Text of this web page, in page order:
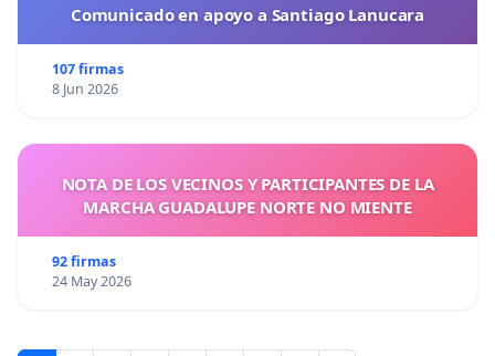
Comunicado en apoyo a Santiago Lanucara
107 firmas
8 Jun 2026
NOTA DE LOS VECINOS Y PARTICIPANTES DE LA
MARCHA GUADALUPE NORTE NO MIENTE
92 firmas
24 May 2026